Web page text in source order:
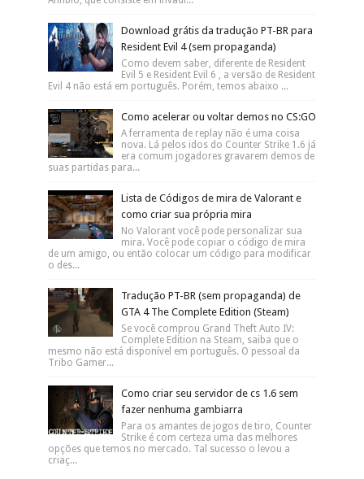
Download grátis da tradução PT-BR para
Resident Evil 4 (sem propaganda)
Como devem saber, diferente de Resident
Evil 5 e Resident Evil 6 , a versão de Resident
Evil 4 não está em português. Porém, temos abaixo ...
Como acelerar ou voltar demos no CS:GO
A ferramenta de replay não é uma coisa
nova. Lá pelos idos do Counter Strike 1.6 já
era comum jogadores gravarem demos de
suas partidas para...
Lista de Códigos de mira de Valorant e
como criar sua própria mira
No Valorant você pode personalizar sua
mira. Você pode copiar o código de mira
de um amigo, ou então colocar um código para modificar
o des...
Tradução PT-BR (sem propaganda) de
GTA 4 The Complete Edition (Steam)
Se você comprou Grand Theft Auto IV:
Complete Edition na Steam, saiba que o
mesmo não está disponível em português. O pessoal da
Tribo Gamer...
Como criar seu servidor de cs 1.6 sem
fazer nenhuma gambiarra
Para os amantes de jogos de tiro, Counter
Strike é com certeza uma das melhores
opções que temos no mercado. Tal sucesso o levou a
criaç...